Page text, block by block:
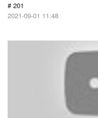
# 201
2021-09-01 11:48